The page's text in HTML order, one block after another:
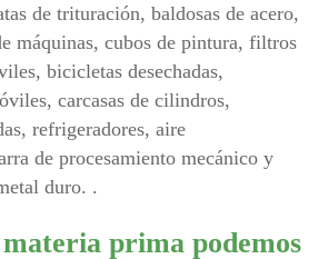
de trituración, baldosas de acero,
máquinas, cubos de pintura, filtros
bicicletas desechadas,
carcasas de cilindros,
refrigeradores, aire
de procesamiento mecánico y
duro. .
prima podemos